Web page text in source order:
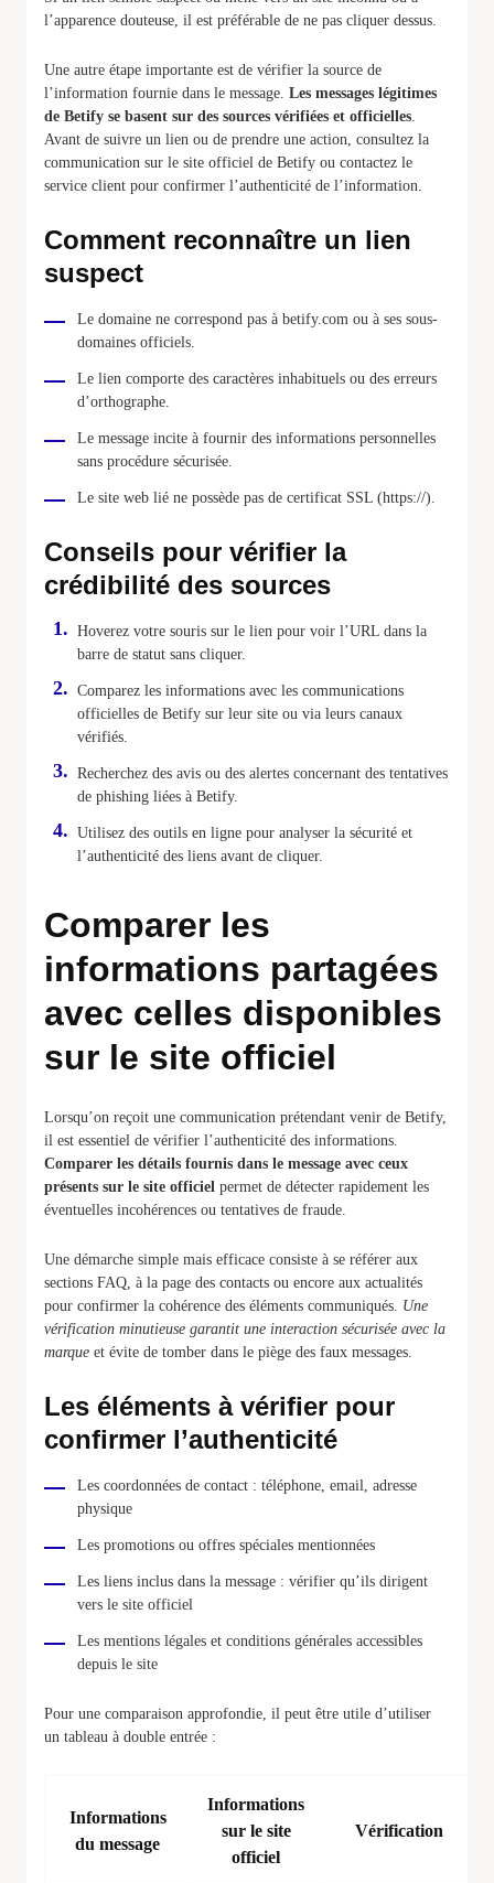
l’apparence douteuse, il est préférable de ne pas cliquer dessus.
Une autre étape importante est de vérifier la source de
l’information fournie dans le message. Les messages légitimes
de Betify se basent sur des sources vérifiées et officielles.
Avant de suivre un lien ou de prendre une action, consultez la
communication sur le site officiel de Betify ou contactez le
service client pour confirmer l’authenticité de l’information.
Comment reconnaître un lien
suspect
Le domaine ne correspond pas à betify.com ou à ses sous-
domaines officiels.
Le lien comporte des caractères inhabituels ou des erreurs
d’orthographe.
Le message incite à fournir des informations personnelles
sans procédure sécurisée.
Le site web lié ne possède pas de certificat SSL (https://).
Conseils pour vérifier la
crédibilité des sources
Hoverez votre souris sur le lien pour voir l’URL dans la
barre de statut sans cliquer.
Comparez les informations avec les communications
officielles de Betify sur leur site ou via leurs canaux
vérifiés.
Recherchez des avis ou des alertes concernant des tentatives
de phishing liées à Betify.
Utilisez des outils en ligne pour analyser la sécurité et
l’authenticité des liens avant de cliquer.
Comparer les
informations partagées
avec celles disponibles
sur le site officiel
Lorsqu’on reçoit une communication prétendant venir de Betify,
il est essentiel de vérifier l’authenticité des informations.
Comparer les détails fournis dans le message avec ceux
présents sur le site officiel permet de détecter rapidement les
éventuelles incohérences ou tentatives de fraude.
Une démarche simple mais efficace consiste à se référer aux
sections FAQ, à la page des contacts ou encore aux actualités
pour confirmer la cohérence des éléments communiqués. Une
vérification minutieuse garantit une interaction sécurisée avec la
marque et évite de tomber dans le piège des faux messages.
Les éléments à vérifier pour
confirmer l’authenticité
Les coordonnées de contact : téléphone, email, adresse
physique
Les promotions ou offres spéciales mentionnées
Les liens inclus dans la message : vérifier qu’ils dirigent
vers le site officiel
Les mentions légales et conditions générales accessibles
depuis le site
Pour une comparaison approfondie, il peut être utile d’utiliser
un tableau à double entrée :
Informations
du message
Informations
sur le site
officiel
Vérification